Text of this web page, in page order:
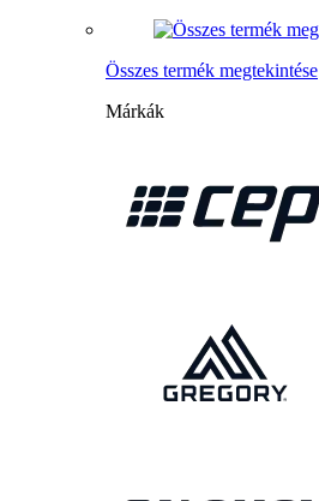
Összes termék megtekintése
Márkák